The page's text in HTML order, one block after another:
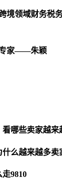
境领域财务税
专家——朱颖
看哪些卖家越来
么越来越多卖
9810